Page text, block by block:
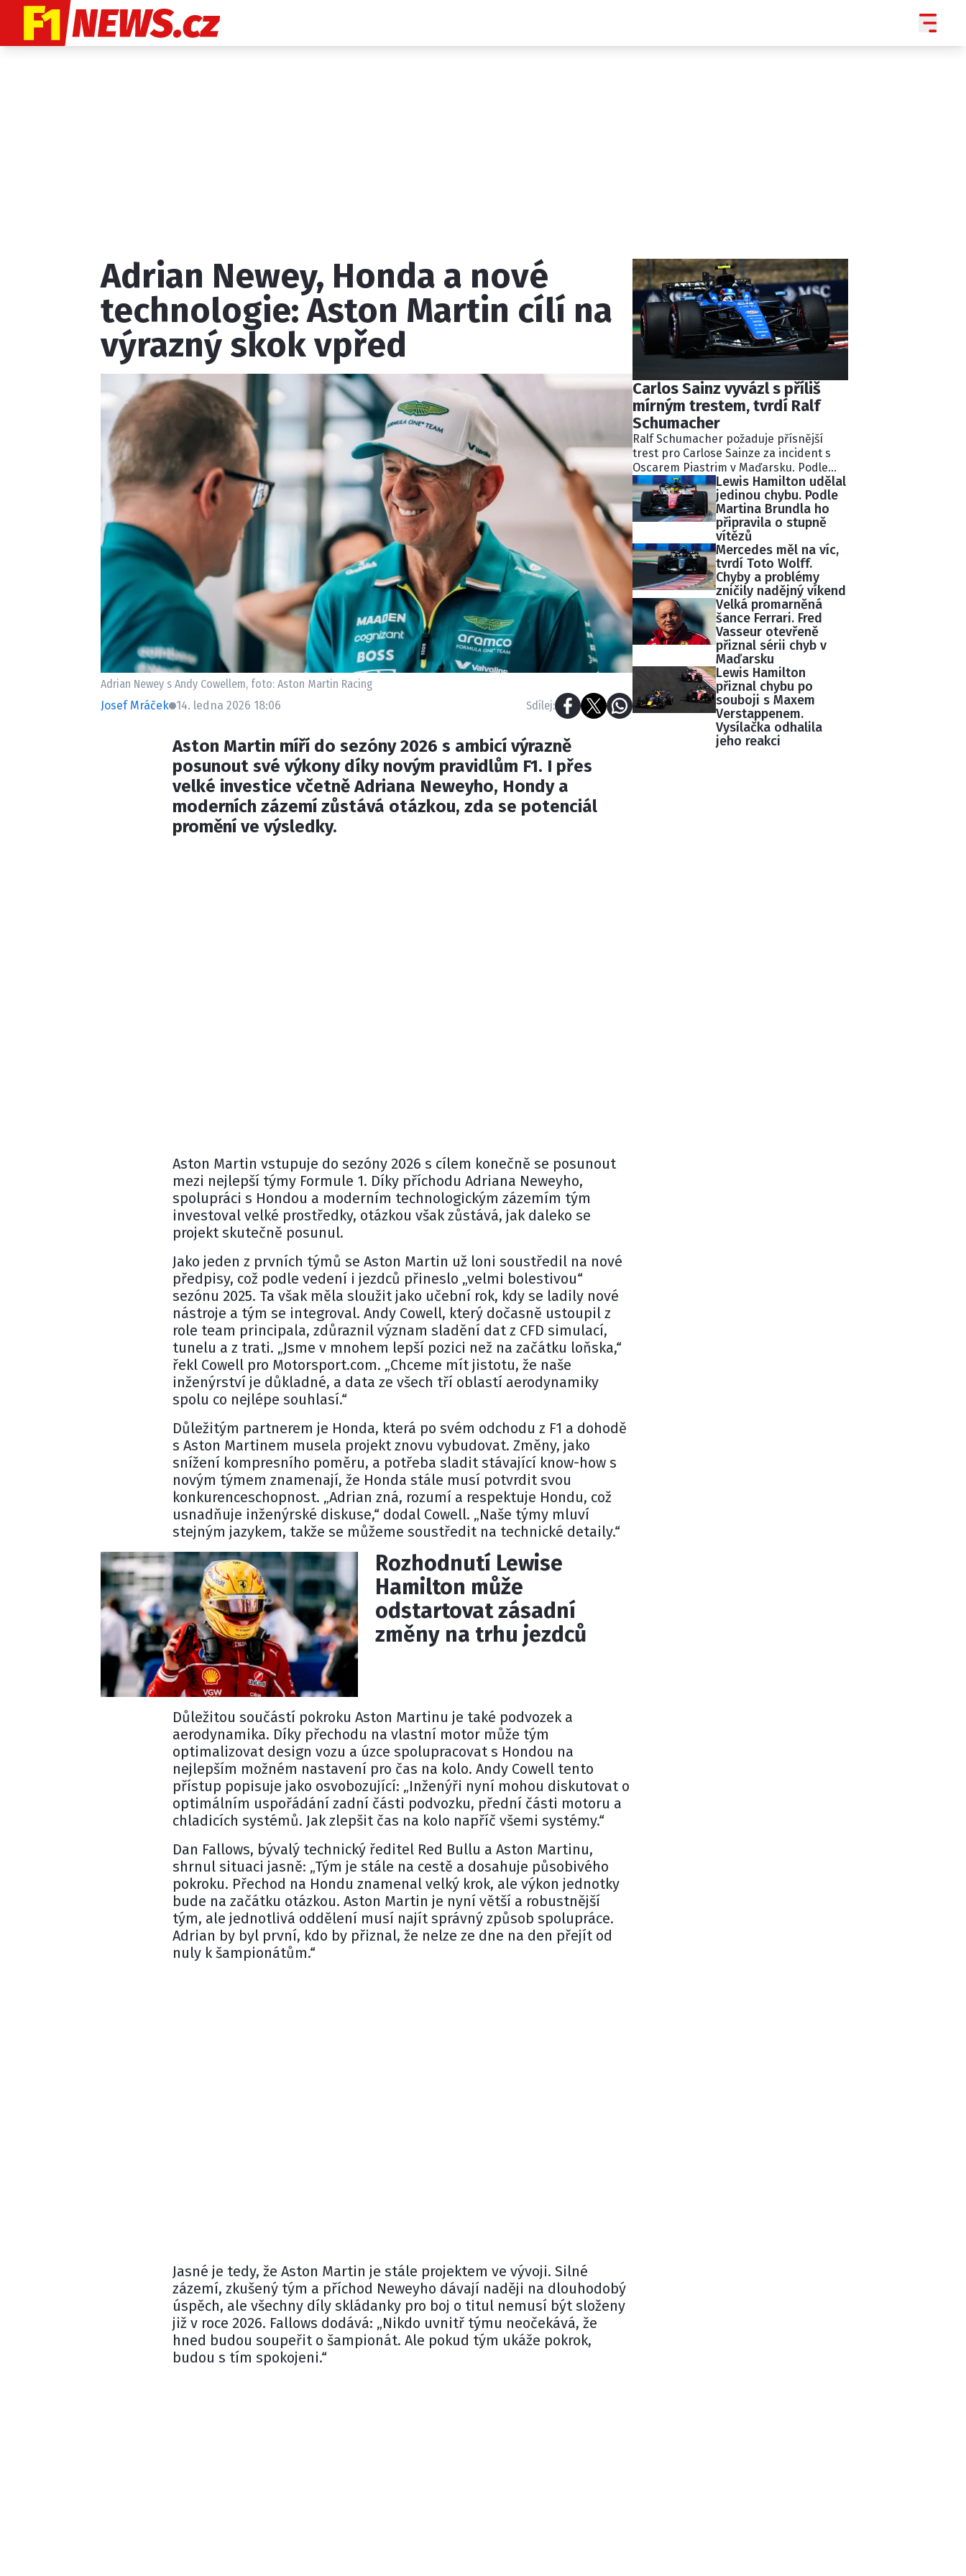
Provozovatelem serveru F1NEWS.cz je INCORP MEDIA GROUP s.r.o., IČ: 118 23 054
SLEDUJTE NÁS NA
Adrian Newey, Honda a nové
technologie: Aston Martin cílí na
výrazný skok vpřed
Adrian Newey s Andy Cowellem, foto: Aston Martin Racing
Josef Mráček 14. ledna 2026 18:06 Sdílej:
Aston Martin míří do sezóny 2026 s ambicí výrazně
posunout své výkony díky novým pravidlům F1. I přes
velké investice včetně Adriana Neweyho, Hondy a
moderních zázemí zůstává otázkou, zda se potenciál
promění ve výsledky.
Aston Martin vstupuje do sezóny 2026 s cílem konečně se posunout
mezi nejlepší týmy Formule 1. Díky příchodu Adriana Neweyho,
spolupráci s Hondou a moderním technologickým zázemím tým
investoval velké prostředky, otázkou však zůstává, jak daleko se
projekt skutečně posunul.
Jako jeden z prvních týmů se Aston Martin už loni soustředil na nové
předpisy, což podle vedení i jezdců přineslo „velmi bolestivou“
sezónu 2025. Ta však měla sloužit jako učební rok, kdy se ladily nové
nástroje a tým se integroval. Andy Cowell, který dočasně ustoupil z
role team principala, zdůraznil význam sladění dat z CFD simulací,
tunelu a z trati. „Jsme v mnohem lepší pozici než na začátku loňska,“
řekl Cowell pro Motorsport.com. „Chceme mít jistotu, že naše
inženýrství je důkladné, a data ze všech tří oblastí aerodynamiky
spolu co nejlépe souhlasí.“
Důležitým partnerem je Honda, která po svém odchodu z F1 a dohodě
s Aston Martinem musela projekt znovu vybudovat. Změny, jako
snížení kompresního poměru, a potřeba sladit stávající know-how s
novým týmem znamenají, že Honda stále musí potvrdit svou
konkurenceschopnost. „Adrian zná, rozumí a respektuje Hondu, což
usnadňuje inženýrské diskuse,“ dodal Cowell. „Naše týmy mluví
stejným jazykem, takže se můžeme soustředit na technické detaily.“
Rozhodnutí Lewise
Hamilton může
odstartovat zásadní
změny na trhu jezdců
Důležitou součástí pokroku Aston Martinu je také podvozek a
aerodynamika. Díky přechodu na vlastní motor může tým
optimalizovat design vozu a úzce spolupracovat s Hondou na
nejlepším možném nastavení pro čas na kolo. Andy Cowell tento
přístup popisuje jako osvobozující: „Inženýři nyní mohou diskutovat o
optimálním uspořádání zadní části podvozku, přední části motoru a
chladicích systémů. Jak zlepšit čas na kolo napříč všemi systémy.“
Dan Fallows, bývalý technický ředitel Red Bullu a Aston Martinu,
shrnul situaci jasně: „Tým je stále na cestě a dosahuje působivého
pokroku. Přechod na Hondu znamenal velký krok, ale výkon jednotky
bude na začátku otázkou. Aston Martin je nyní větší a robustnější
tým, ale jednotlivá oddělení musí najít správný způsob spolupráce.
Adrian by byl první, kdo by přiznal, že nelze ze dne na den přejít od
nuly k šampionátům.“
Jasné je tedy, že Aston Martin je stále projektem ve vývoji. Silné
zázemí, zkušený tým a příchod Neweyho dávají naději na dlouhodobý
úspěch, ale všechny díly skládanky pro boj o titul nemusí být složeny
již v roce 2026. Fallows dodává: „Nikdo uvnitř týmu neočekává, že
hned budou soupeřit o šampionát. Ale pokud tým ukáže pokrok,
budou s tím spokojeni.“
Carlos Sainz vyvázl s příliš
mírným trestem, tvrdí Ralf
Schumacher
Ralf Schumacher požaduje přísnější
trest pro Carlose Sainze za incident s
Oscarem Piastrim v Maďarsku. Podle
bývalého pilota Williams ignoroval
několik modrých vlajek a následně
kolidoval s lídrem závodu.
Pětisekundovou penalizaci považuje
Schumacher za nedostatečnou.
Lewis Hamilton udělal
jedinou chybu. Podle
Martina Brundla ho
připravila o stupně
vítězů
Mercedes měl na víc,
tvrdí Toto Wolff.
Chyby a problémy
zničily nadějný víkend
Velká promarněná
šance Ferrari. Fred
Vasseur otevřeně
přiznal sérii chyb v
Maďarsku
Lewis Hamilton
přiznal chybu po
souboji s Maxem
Verstappenem.
Vysílačka odhalila
jeho reakci